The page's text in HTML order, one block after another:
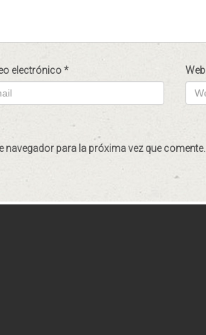
electrónico* Web
para la próxima vez que comente.